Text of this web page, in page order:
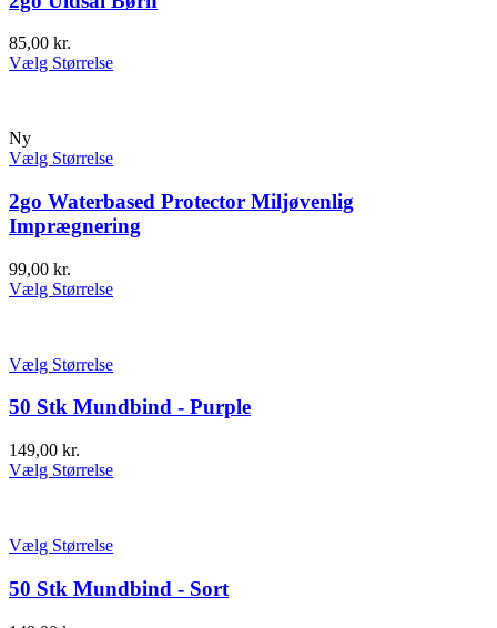
85,00 kr.
Vælg Størrelse
Ny
Vælg Størrelse
2go Waterbased Protector Miljøvenlig
Imprægnering
99,00 kr.
Vælg Størrelse
Vælg Størrelse
50 Stk Mundbind - Purple
149,00 kr.
Vælg Størrelse
Vælg Størrelse
50 Stk Mundbind - Sort